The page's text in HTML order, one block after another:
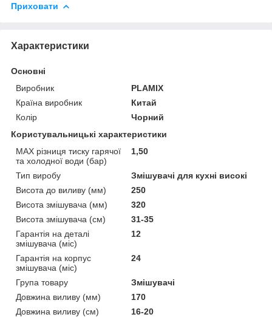
Приховати
Характеристики
Основні
Виробник
PLAMIX
Країна виробник
Китай
Колір
Чорний
Користувальницькі характеристики
MAX різниця тиску гарячої
та холодної води (бар)
1,50
Тип виробу
Змішувачі для кухні високі
Висота до виливу (мм)
250
Висота змішувача (мм)
320
Висота змішувача (см)
31-35
Гарантія на деталі
змішувача (міс)
12
Гарантія на корпус
змішувача (міс)
24
Група товару
Змішувачі
Довжина виливу (мм)
170
Довжина виливу (см)
16-20